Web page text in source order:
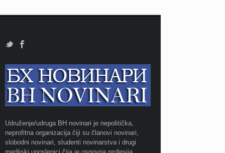
Udruženje/udruga BH novinari je nepolitička,
neprofitna organizacija čiji su članovi novinari,
slobodni novinari, studenti novinarstva i drugi